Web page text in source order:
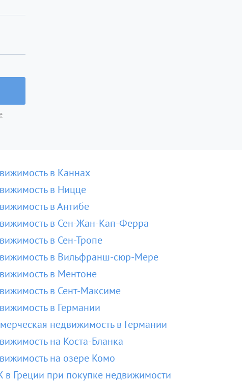
в Каннах
в Ницце
в Антибе
в Сен-Жан-Кап-Ферра
в Сен-Тропе
в Вильфранш-сюр-Мере
в Ментоне
в Сент-Максиме
в Германии
недвижимость в Германии
на Коста-Бланка
на озере Комо
Греции при покупке недвижимости